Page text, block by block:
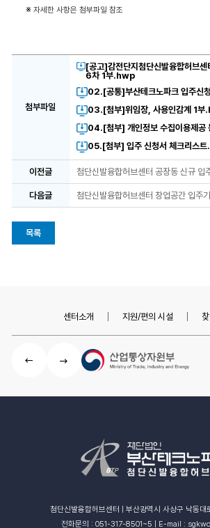
※자세한 사항은 첨부파일 참조
첨부파일
[공고]감전단지첨단신발융합허브센
6차 1부.hwp
02.[공통]부산테크노파크 입주신
03.[첨부]위임장, 사용인감계 1
04.[첨부] 개인정보 수집이용제공
05.[첨부] 입주 신청서 체크리스
이전글 첨단신발융합허브센터 공장동 신규 입
다음글 첨단신발융합허브센터 창업공간 입주
목록
센터소개 지원/편의 시설
첨단신발융합허브센터 | 부산광역시 사상구 낙동
전화문의 : 051-317-8501~5 | E-mail :